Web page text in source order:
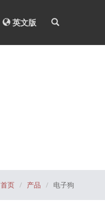
英文版
首页 产品 电子狗